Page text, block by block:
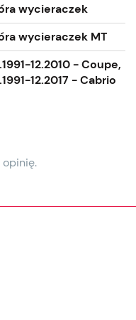
wycieraczek
wycieraczek MT
12.2010 - Coupe,
12.2017 - Cabrio